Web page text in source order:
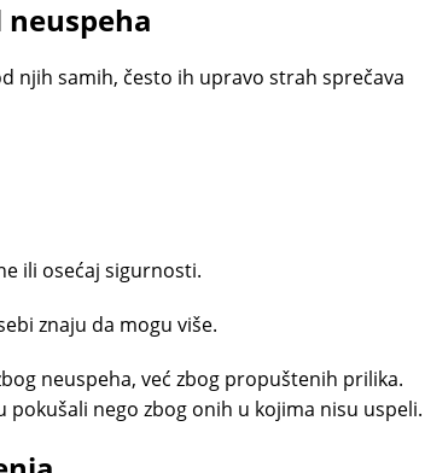
njih samih, često ih upravo strah sprečava
ili osećaj sigurnosti.
znaju da mogu više.
neuspeha, već zbog propuštenih prilika.
pokušali nego zbog onih u kojima nisu uspeli.